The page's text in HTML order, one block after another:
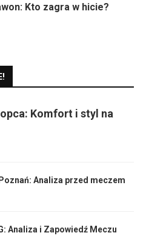
Kto zagra w hicie?
Komfort i styl na
Analiza przed meczem
Analiza i Zapowiedź Meczu